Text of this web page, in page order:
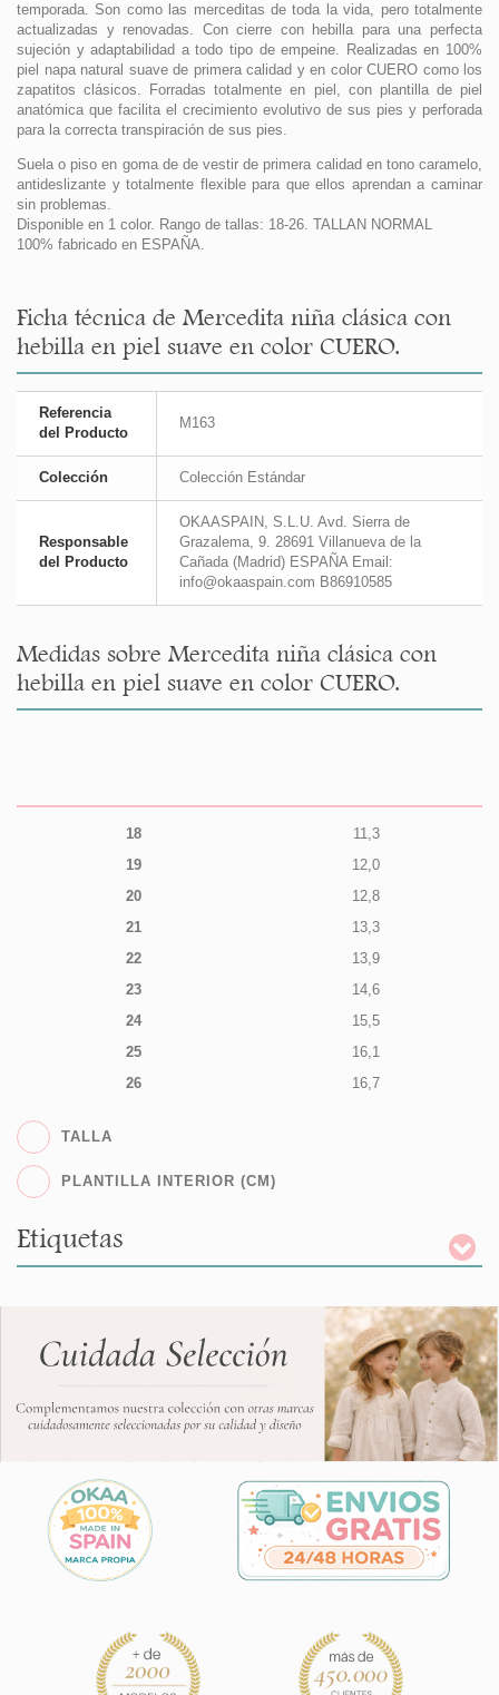
temporada. Son como las merceditas de toda la vida, pero totalmente
actualizadas y renovadas. Con cierre con hebilla para una perfecta
sujeción y adaptabilidad a todo tipo de empeine. Realizadas en 100%
piel napa natural suave de primera calidad y en color CUERO como los
zapatitos clásicos. Forradas totalmente en piel, con plantilla de piel
anatómica que facilita el crecimiento evolutivo de sus pies y perforada
para la correcta transpiración de sus pies.
Suela o piso en goma de de vestir de primera calidad en tono caramelo,
antideslizante y totalmente flexible para que ellos aprendan a caminar
sin problemas.
Disponible en 1 color. Rango de tallas: 18-26. TALLAN NORMAL
100% fabricado en ESPAÑA.
Ficha técnica de Mercedita niña clásica con
hebilla en piel suave en color CUERO.
Referencia
del Producto
M163
Colección Colección Estándar
Responsable
del Producto
OKAASPAIN, S.L.U. Avd. Sierra de
Grazalema, 9. 28691 Villanueva de la
Cañada (Madrid) ESPAÑA Email:
info@okaaspain.com B86910585
Medidas sobre Mercedita niña clásica con
hebilla en piel suave en color CUERO.
18
11,3
19
12,0
20
12,8
21
13,3
22
13,9
23
14,6
24
15,5
25
16,1
26
16,7
TALLA
PLANTILLA INTERIOR (CM)
Etiquetas